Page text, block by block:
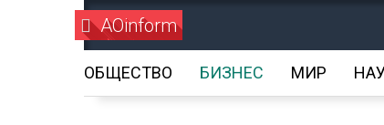
AOinform
ОБЩЕСТВО БИЗНЕС МИР